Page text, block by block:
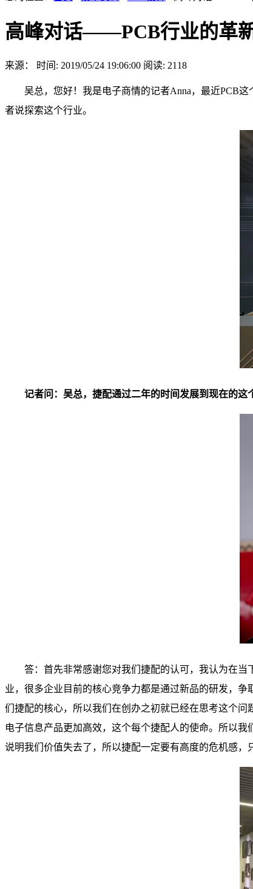
高峰对话——PCB行业的革
来源： 时间: 2019/05/24 19:06:00 阅读: 2118
吴总，您好！我是电子商情的记者Anna，最近PCB这
者说探索这个行业。
记者问：吴总，捷配通过二年的时间发展到现在的这
答：首先非常感谢您对我们捷配的认可，我认为在当
业，很多企业目前的核心竞争力都是通过新品的研发，
们捷配的核心，所以我们在创办之初就已经在思考这个
电子信息产品更加高效，这个每个捷配人的使命。所以
说明我们价值失去了，所以捷配一定要有高度的危机感